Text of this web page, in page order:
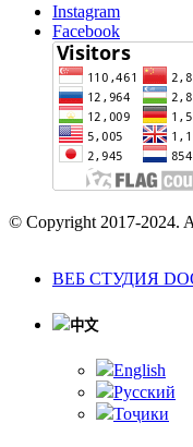
Instagram
Facebook
© Copyright 2017-2024.
ВЕБ СТУДИЯ
中文
English
Русский
Тоҷики